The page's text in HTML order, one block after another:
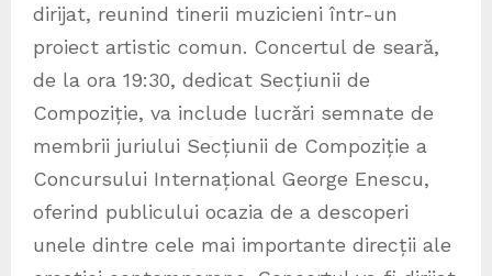
dirijat, reunind tinerii muzicieni într-un
proiect artistic comun. Concertul de seară,
de la ora 19:30, dedicat Secțiunii de
Compoziție, va include lucrări semnate de
membrii juriului Secțiunii de Compoziție a
Concursului Internațional George Enescu,
oferind publicului ocazia de a descoperi
unele dintre cele mai importante direcții ale